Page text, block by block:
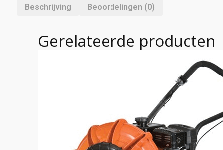
Beschrijving Beoordelingen (0)
Gerelateerde producten